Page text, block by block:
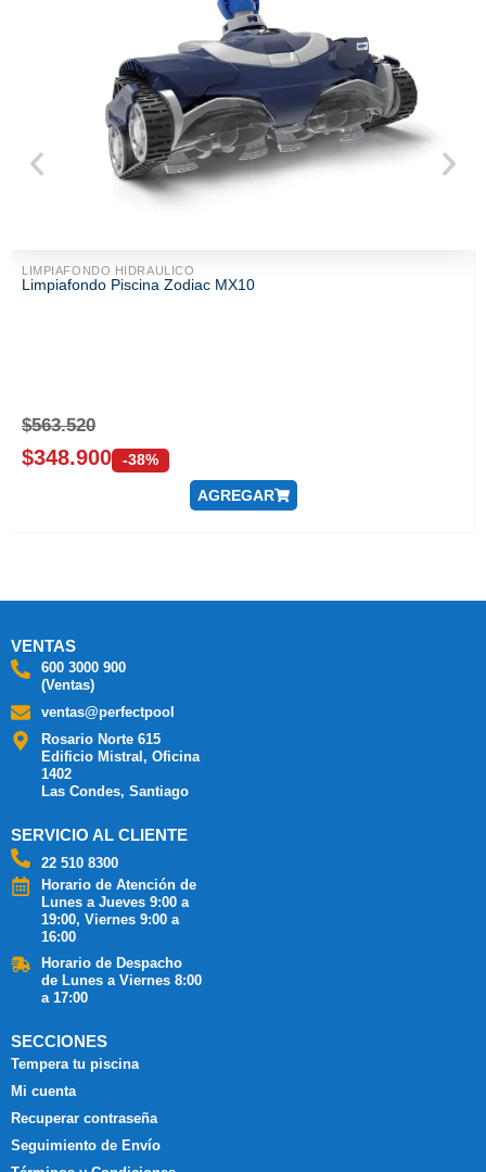
LIMPIAFONDO HIDRAULICO
Limpiafondo Piscina Zodiac MX10
$563.520
$348.900 -38%
AGREGAR
VENTAS
600 3000 900
(Ventas)
ventas@perfectpool
Rosario Norte 615
Edificio Mistral, Oficina
1402
Las Condes, Santiago
SERVICIO AL CLIENTE
22 510 8300
Horario de Atención de
Lunes a Jueves 9:00 a
19:00, Viernes 9:00 a
16:00
Horario de Despacho
de Lunes a Viernes 8:00
a 17:00
SECCIONES
Tempera tu piscina
Mi cuenta
Recuperar contraseña
Seguimiento de Envío